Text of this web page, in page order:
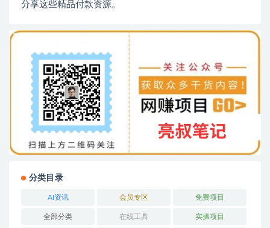
分享这些精品付款资源。
分类目录
AI资讯 会员专区 免费项目
全部分类 在线工具 实操项目